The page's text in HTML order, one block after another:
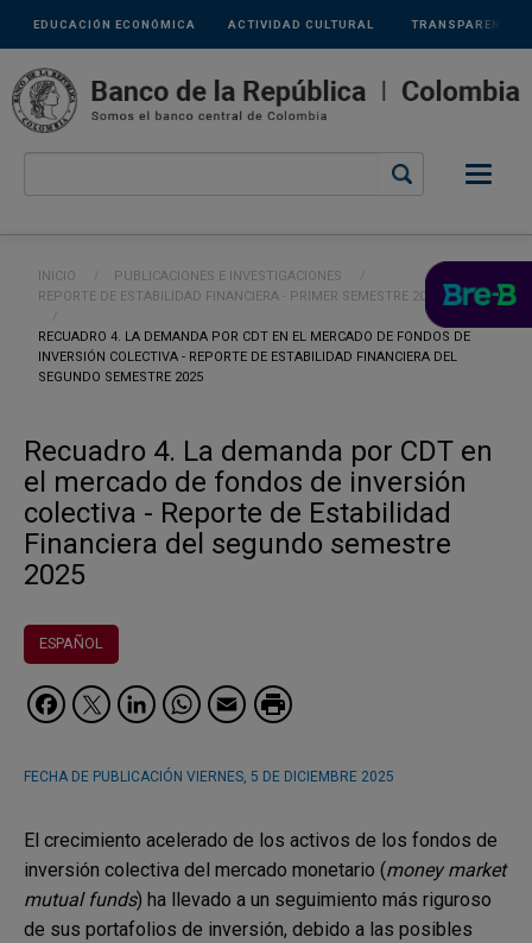
Pasar al contenido principal
Links
secundarios
ACTIVIDAD CULTURAL
EDUCACIÓN ECONÓMICA TRANSPARENCIA
Ruta de navegación
INICIO
PUBLICACIONES E INVESTIGACIONES
REPORTE DE ESTABILIDAD FINANCIERA - PRIMER SEMESTRE 2026
CURRENT:
RECUADRO 4. LA DEMANDA POR CDT EN EL MERCADO DE FONDOS DE
INVERSIÓN COLECTIVA - REPORTE DE ESTABILIDAD FINANCIERA DEL
SEGUNDO SEMESTRE 2025
Recuadro 4. La demanda por CDT en
el mercado de fondos de inversión
colectiva - Reporte de Estabilidad
Financiera del segundo semestre
2025
ESPAÑOL
Facebook
Twitter
LinkedIn
WhatsApp
Email
FECHA DE PUBLICACIÓN VIERNES, 5 DE DICIEMBRE 2025
El crecimiento acelerado de los activos de los fondos de
inversión colectiva del mercado monetario (money market
mutual funds) ha llevado a un seguimiento más riguroso
de sus portafolios de inversión, debido a las posibles